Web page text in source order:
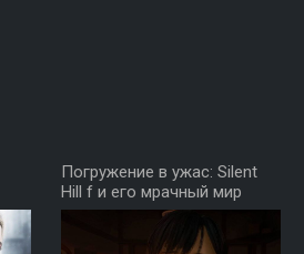
Погружение в ужас: Silent
Hill f и его мрачный мир